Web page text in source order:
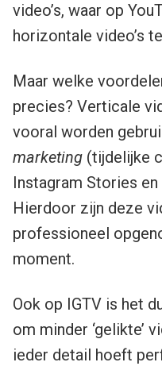
video’s, waar op
horizontale video’s
Maar welke
precies? Verticale
vooral worden
marketing (tijdelijke
Instagram Stories
Hierdoor zijn deze
professioneel
moment.
Ook op IGTV is het
om minder ‘gelikte’
ieder detail hoeft